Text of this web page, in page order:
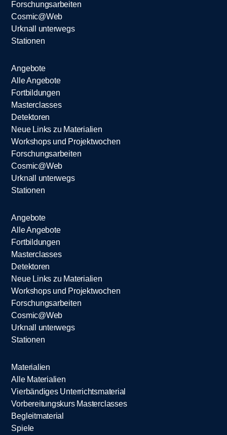
Forschungsarbeiten
Cosmic@Web
Urknall unterwegs
Stationen
Angebote
Alle Angebote
Fortbildungen
Masterclasses
Detektoren
Neue Links zu Materialien
Workshops und Projektwochen
Forschungsarbeiten
Cosmic@Web
Urknall unterwegs
Stationen
Angebote
Alle Angebote
Fortbildungen
Masterclasses
Detektoren
Neue Links zu Materialien
Workshops und Projektwochen
Forschungsarbeiten
Cosmic@Web
Urknall unterwegs
Stationen
Materialien
Alle Materialien
Vierbändiges Unterrichtsmaterial
Vorbereitungskurs Masterclasses
Begleitmaterial
Spiele